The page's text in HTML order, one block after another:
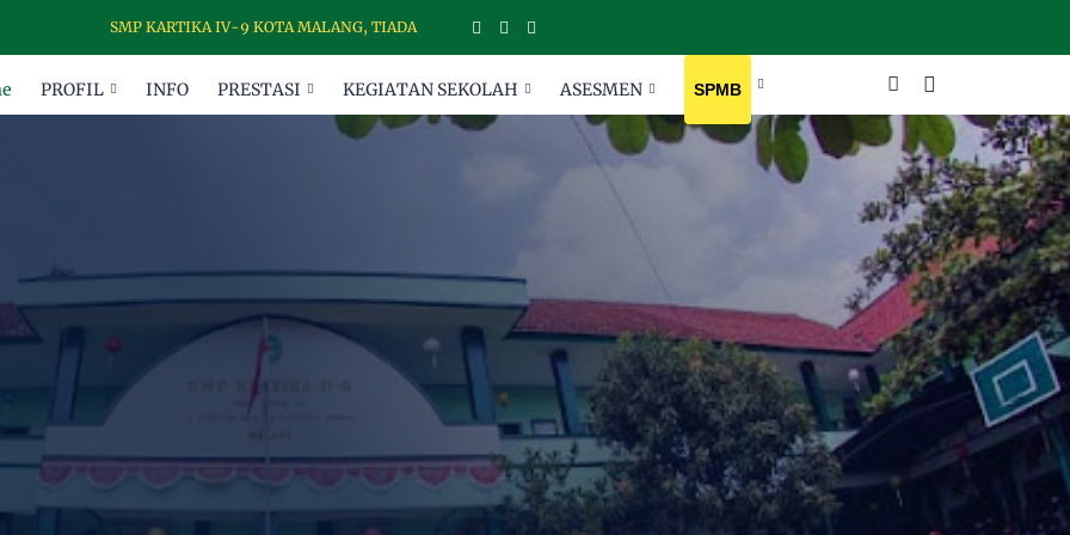
SMP KARTIKA IV-9 KOTA MALANG, TIADA HARI TANPA DISIPLIN
PROFIL INFO PRESTASI KEGIATAN SEKOLAH ASESMEN SPMB